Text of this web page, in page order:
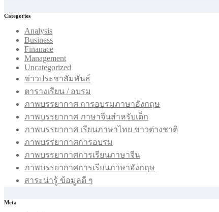
Categories
Analysis
Business
Finanace
Management
Uncategorized
ข่าวประชาสัมพันธ์
ตารางเรียน / อบรม
ภาพบรรยากาศ การอบรมภาษาอังกฤษ
ภาพบรรยากาศ ภาษาจีนสำหรับเด็ก
ภาพบรรยากาศ เรียนภาษาไทย ชาวต่างชาติ
ภาพบรรยากาศการอบรม
ภาพบรรยากาศการเรียนภาษาจีน
ภาพบรรยากาศการเรียนภาษาอังกฤษ
สาระน่ารู้ ข้อมูลดี ๆ
Meta